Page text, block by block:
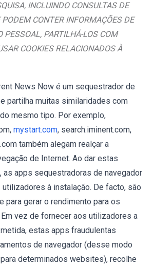
INCLUINDO CONSULTAS DE
PODEM CONTER INFORMAÇÕES DE
PESSOAL, PARTILHÁ-LOS COM
COOKIES RELACIONADOS À
News Now é um sequestrador de
partilha muitas similaridades com
mesmo tipo. Por exemplo,
mystart.com, search.iminent.com,
também alegam realçar a
de Internet. Ao dar estas
apps sequestradoras de navegador
utilizadores à instalação. De facto, são
para gerar o rendimento para os
vez de fornecer aos utilizadores a
estas apps fraudulentas
de navegador (desse modo
determinados websites), recolhe